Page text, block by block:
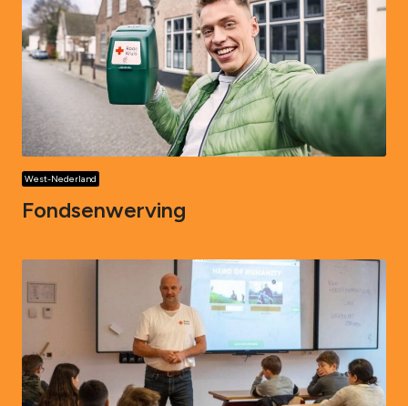
West-Nederland
Fondsenwerving